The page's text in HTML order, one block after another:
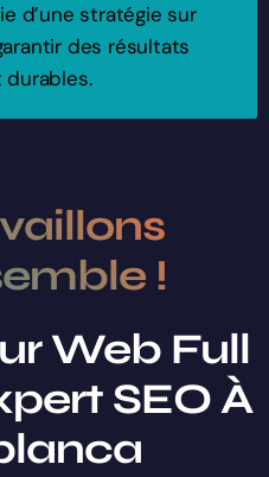
d’une stratégie sur
des résultats
!
Web Full
SEO À